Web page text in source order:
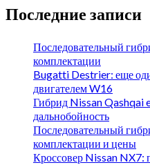
Последние записи
Последовательный
комплектации
Bugatti Destrier: еще
двигателем W16
Гибрид Nissan Qashqai
дальнобойность
Последовательный
комплектации и цены
Кроссовер Nissan NX7: